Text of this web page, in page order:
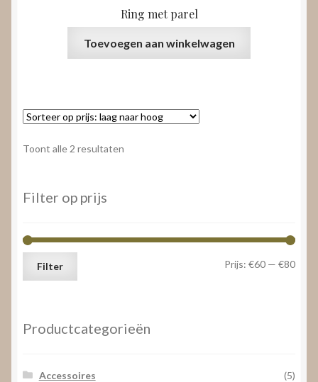
Ring met parel
Toevoegen aan winkelwagen
Toont alle 2 resultaten
Filter op prijs
Min.
Max.
Filter Prijs: €60 — €80
Productcategorieën
Accessoires
(5)